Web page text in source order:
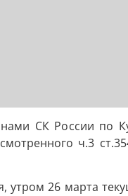
СК России по
ч.3
утром 26 марта